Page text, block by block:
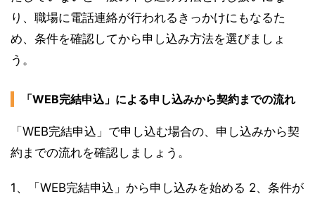
り、職場に電話連絡が行われるきっかけにもなるた
め、条件を確認してから申し込み方法を選びましょ
う。
「WEB完結申込」による申し込みから契約までの流れ
「WEB完結申込」で申し込む場合の、申し込みから契
約までの流れを確認しましょう。
1、「WEB完結申込」から申し込みを始める 2、条件が